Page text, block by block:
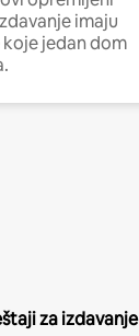
imaju
koje jedan dom
za izdavanje